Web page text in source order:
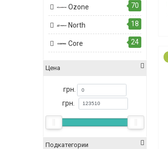
Ozone 70
North 18
Core 24
Цена
грн.
грн.
Подкатегории